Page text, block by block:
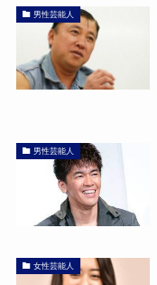
男性芸能人
男性芸能人
女性芸能人